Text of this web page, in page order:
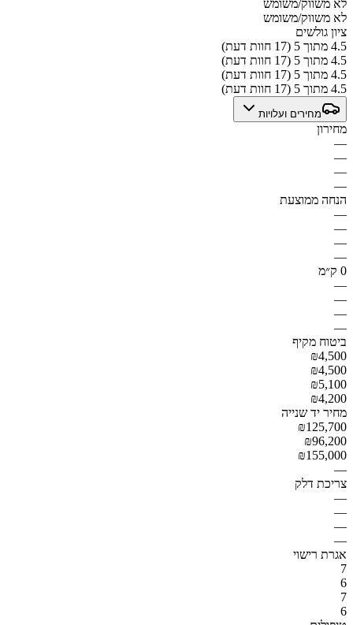
לא משווק/משומש
לא משווק/משומש
ציון גולשים
4.5 מתוך 5 (17 חוות דעת)
4.5 מתוך 5 (17 חוות דעת)
4.5 מתוך 5 (17 חוות דעת)
4.5 מתוך 5 (17 חוות דעת)
מחירים ועלויות
מחירון
—
—
—
—
הנחה ממוצעת
—
—
—
—
0 ק״מ
—
—
—
—
ביטוח מקיף
₪4,500
₪4,500
₪5,100
₪4,200
מחיר יד שנייה
₪125,700
₪96,200
₪155,000
—
צריכת דלק
—
—
—
—
אגרת רישוי
7
6
7
6